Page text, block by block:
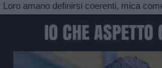
Loro amano definirsi coerenti, mica